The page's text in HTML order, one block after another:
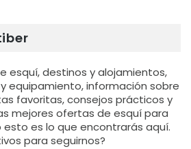
esquí, destinos y alojamientos,
equipamiento, información sobre
favoritas, consejos prácticos y
mejores ofertas de esquí para
esto es lo que encontrarás aquí.
para seguirnos?